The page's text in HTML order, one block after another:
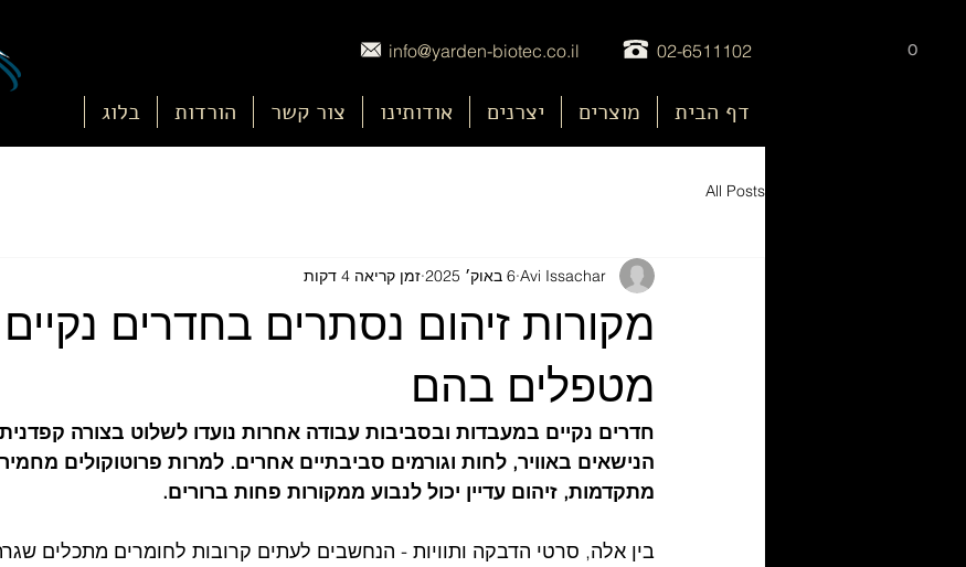
info@yarden-biotec.co.il 02-6511102
דף הבית מוצרים יצרנים אודותינו צור קשר הורדות בלוג nu
0
All Posts
מקורות זיהום נסתרים בחדרים נקיים
מטפלים בהם
Avi Issachar 6 באוק׳ 2025 זמן קריאה 4 דקות
חדרים נקיים במעבדות ובסביבות עבודה אחרות נועדו לשלוט בצורה
הנישאים באוויר, לחות וגורמים סביבתיים אחרים. למרות פרוטוקולים
מתקדמות, זיהום עדיין יכול לנבוע ממקורות פחות ברורים.
בין אלה, סרטי הדבקה ותוויות - הנחשבים לעתים קרובות לחומרים מתכלים